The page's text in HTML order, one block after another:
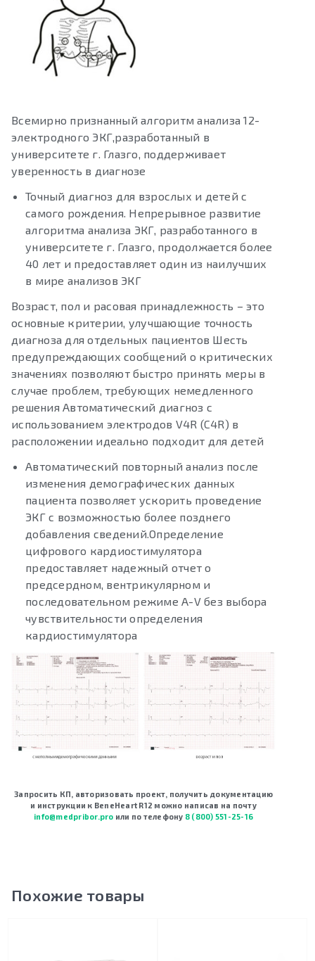
Всемирно признанный алгоритм анализа 12-
электродного ЭКГ,разработанный в
университете г. Глазго, поддерживает
уверенность в диагнозе
Точный диагноз для взрослых и детей с
самого рождения. Непрерывное развитие
алгоритма анализа ЭКГ, разработанного в
университете г. Глазго, продолжается более
40 лет и предоставляет один из наилучших
в мире анализов ЭКГ
Возраст, пол и расовая принадлежность – это
основные критерии, улучшающие точность
диагноза для отдельных пациентов Шесть
предупреждающих сообщений о критических
значениях позволяют быстро принять меры в
случае проблем, требующих немедленного
решения Автоматический диагноз с
использованием электродов V4R (C4R) в
расположении идеально подходит для детей
Автоматический повторный анализ после
изменения демографических данных
пациента позволяет ускорить проведение
ЭКГ с возможностью более позднего
добавления сведений.Определение
цифрового кардиостимулятора
предоставляет надежный отчет о
предсердном, вентрикулярном и
последовательном режиме A-V без выбора
чувствительности определения
кардиостимулятора
Запросить КП, авторизовать проект, получить документацию
и инструкции к BeneHeart R12 можно написав на почту
info@medpribor.pro или по телефону 8 (800) 551-25-16
Похожие товары